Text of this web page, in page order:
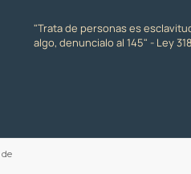
"Trata de personas es
algo, denuncialo al 145" - Ley
de